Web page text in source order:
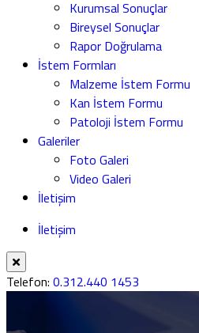
Kurumsal Sonuçlar
Bireysel Sonuçlar
Rapor Doğrulama
İstem Formları
Malzeme İstem Formu
Kan İstem Formu
Patoloji İstem Formu
Galeriler
Foto Galeri
Video Galeri
İletişim
İletişim
Telefon: 0.312.440 1453